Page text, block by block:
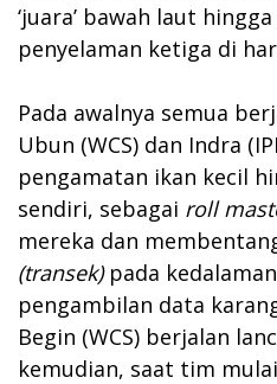
‘juara’ bawah laut
penyelaman ketiga di
Pada awalnya semua
Ubun (WCS) dan Indra
pengamatan ikan kecil
sendiri, sebagai roll
mereka dan
(transek) pada
pengambilan data
Begin (WCS) berjalan
kemudian, saat tim